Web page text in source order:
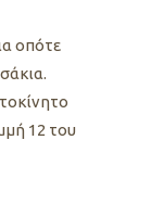
οπότε
12 του